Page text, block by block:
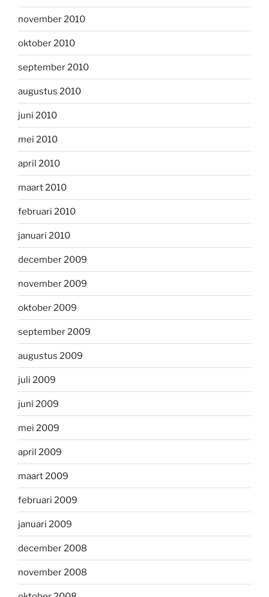
november 2010
oktober 2010
september 2010
augustus 2010
juni 2010
mei 2010
april 2010
maart 2010
februari 2010
januari 2010
december 2009
november 2009
oktober 2009
september 2009
augustus 2009
juli 2009
juni 2009
mei 2009
april 2009
maart 2009
februari 2009
januari 2009
december 2008
november 2008